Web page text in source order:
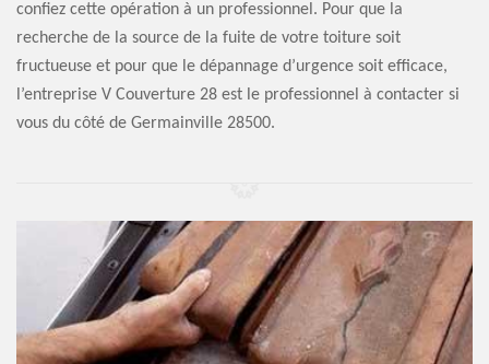
confiez cette opération à un professionnel. Pour que la
recherche de la source de la fuite de votre toiture soit
fructueuse et pour que le dépannage d’urgence soit efficace,
l’entreprise V Couverture 28 est le professionnel à contacter si
vous du côté de Germainville 28500.